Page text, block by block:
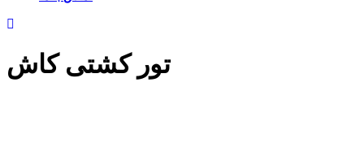
تور کشتی کاش